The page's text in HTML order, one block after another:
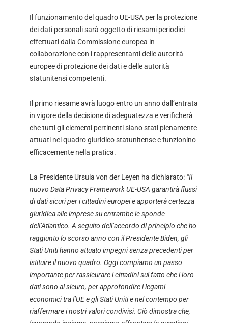
Il funzionamento del quadro UE-USA per la protezione
dei dati personali sarà oggetto di riesami periodici
effettuati dalla Commissione europea in
collaborazione con i rappresentanti delle autorità
europee di protezione dei dati e delle autorità
statunitensi competenti.
Il primo riesame avrà luogo entro un anno dall’entrata
in vigore della decisione di adeguatezza e verificherà
che tutti gli elementi pertinenti siano stati pienamente
attuati nel quadro giuridico statunitense e funzionino
efficacemente nella pratica.
La Presidente Ursula von der Leyen ha dichiarato: “Il
nuovo Data Privacy Framework UE-USA garantirà flussi
di dati sicuri per i cittadini europei e apporterà certezza
giuridica alle imprese su entrambe le sponde
dell’Atlantico. A seguito dell’accordo di principio che ho
raggiunto lo scorso anno con il Presidente Biden, gli
Stati Uniti hanno attuato impegni senza precedenti per
istituire il nuovo quadro. Oggi compiamo un passo
importante per rassicurare i cittadini sul fatto che i loro
dati sono al sicuro, per approfondire i legami
economici tra l’UE e gli Stati Uniti e nel contempo per
riaffermare i nostri valori condivisi. Ciò dimostra che,